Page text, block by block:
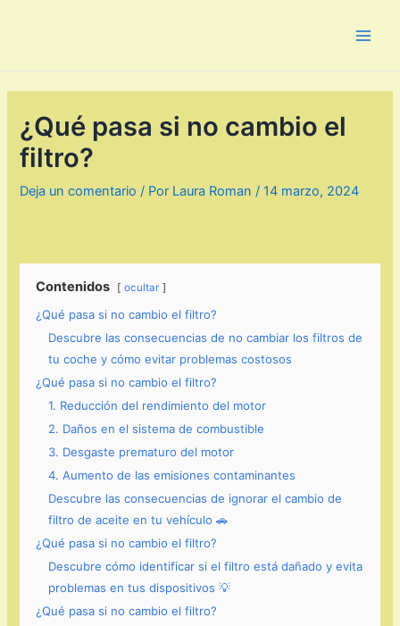
¿Qué pasa si no cambio el
filtro?
Deja un comentario / Por Laura Roman/14 marzo, 2024
Contenidos ocultar
¿Qué pasa si no cambio el filtro?
Descubre las consecuencias de no cambiar los filtros de
tu coche y cómo evitar problemas costosos
¿Qué pasa si no cambio el filtro?
1. Reducción del rendimiento del motor
2. Daños en el sistema de combustible
3. Desgaste prematuro del motor
4. Aumento de las emisiones contaminantes
Descubre las consecuencias de ignorar el cambio de
filtro de aceite en tu vehículo 🚗
¿Qué pasa si no cambio el filtro?
Descubre cómo identificar si el filtro está dañado y evita
problemas en tus dispositivos 💡
¿Qué pasa si no cambio el filtro?